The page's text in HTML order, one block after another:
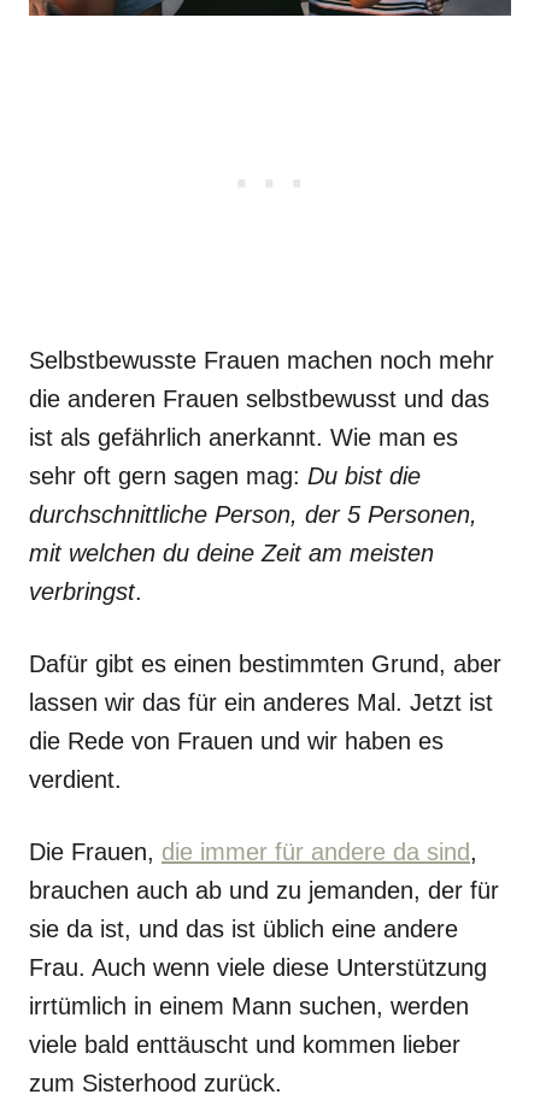
Selbstbewusste Frauen machen noch mehr
die anderen Frauen selbstbewusst und das
ist als gefährlich anerkannt. Wie man es
sehr oft gern sagen mag: Du bist die
durchschnittliche Person, der 5 Personen,
mit welchen du deine Zeit am meisten
verbringst.
Dafür gibt es einen bestimmten Grund, aber
lassen wir das für ein anderes Mal. Jetzt ist
die Rede von Frauen und wir haben es
verdient.
Die Frauen, die immer für andere da sind,
brauchen auch ab und zu jemanden, der für
sie da ist, und das ist üblich eine andere
Frau. Auch wenn viele diese Unterstützung
irrtümlich in einem Mann suchen, werden
viele bald enttäuscht und kommen lieber
zum Sisterhood zurück.